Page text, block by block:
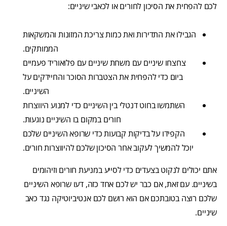
לכם להפחית את הסיכון לחורים או לכאבי שיניים:
הגבילו את התדירות ואת כמות צריכת המזונות והמשקאות
הממותקים.
צחצחו שיניים עם משחת שיניים עם פלואוריד פעמיים
ביום כדי להפחית את הצטברות הסוכר והחיידקים על
השיניים.
השתמשו בחוט דנטלי בין השיניים כדי למנוע היווצרות
חורים במקום בו השיניים נוגעות.
הקפידו על בדיקות קבועות כדי שרופא השיניים שלכם
יוכל להמשיך לעקוב אחר הסיכון שלכם להיווצרות חורים.
אתם יכולים לנקוט בצעדים כדי לסייע במניעת חורים וזיהומים
בשיניים. עם זאת, אם כבר יש לכם אחד כזה, דעו שרופא השיניים
שלכם רוצה בטובתכם אם הוא רושם לכם אנטיביוטיקה נגד כאב
שיניים.